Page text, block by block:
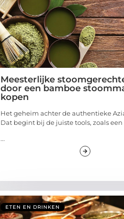
Meesterlijke
door een bamboe
kopen
Het geheim achter de authentieke
Dat begint bij de juiste tools, zoals een
...
ETEN EN DRINKEN